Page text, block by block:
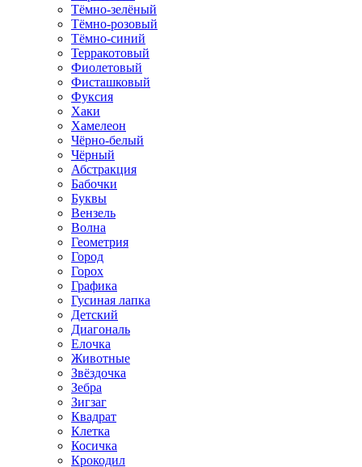
Тёмно-зелёный
Тёмно-розовый
Тёмно-синий
Терракотовый
Фиолетовый
Фисташковый
Фуксия
Хаки
Хамелеон
Чёрно-белый
Чёрный
Абстракция
Бабочки
Буквы
Вензель
Волна
Геометрия
Город
Горох
Графика
Гусиная лапка
Детский
Диагональ
Елочка
Животные
Звёздочка
Зебра
Зигзаг
Квадрат
Клетка
Косичка
Крокодил